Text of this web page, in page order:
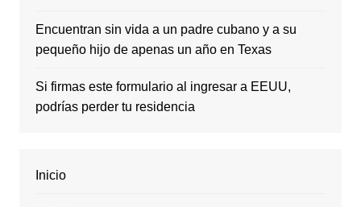
Encuentran sin vida a un padre cubano y a su
pequeño hijo de apenas un año en Texas
Si firmas este formulario al ingresar a EEUU,
podrías perder tu residencia
Inicio